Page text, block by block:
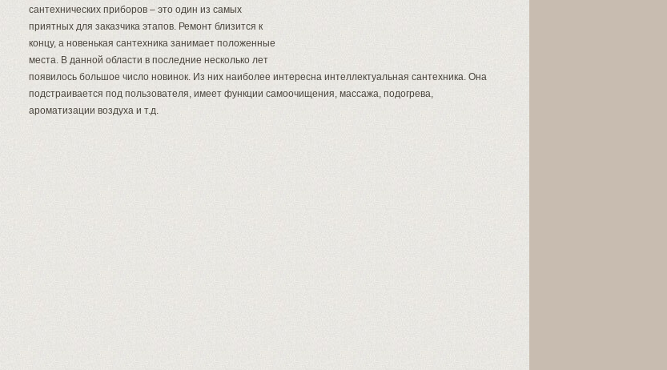
сантехнических приборов – это один из самых
приятных для заказчика этапов. Ремонт близится к
концу, а новенькая сантехника занимает положенные
места. В данной области в последние несколько лет
появилось большое число новинок. Из них наиболее интересна интеллектуальная сантехника. Она
подстраивается под пользователя, имеет функции самоочищения, массажа, подогрева,
ароматизации воздуха и т.д.